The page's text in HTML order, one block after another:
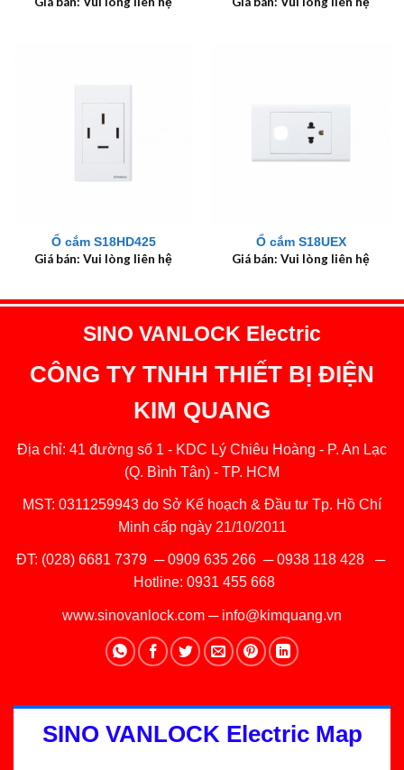
Ổ cắm S18HD425
Giá bán: Vui lòng liên hệ
Ổ cắm S18UEX
Giá bán: Vui lòng liên hệ
SINO VANLOCK Electric
CÔNG TY TNHH THIẾT BỊ ĐIỆN
KIM QUANG
Địa chỉ: 41 đường số 1 - KDC Lý Chiêu Hoàng - P. An Lạc
(Q. Bình Tân) - TP. HCM
MST: 0311259943 do Sở Kế hoạch & Đầu tư Tp. Hồ Chí
Minh cấp ngày 21/10/2011
ĐT: (028) 6681 7379 ─0909 635 266─0938 118 428─
Hotline: 0931 455 668
www.sinovanlock.com ─ info@kimquang.vn
SINO VANLOCK Electric Map